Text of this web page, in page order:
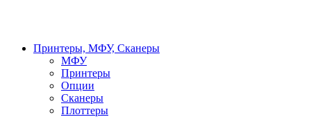
Принтеры, МФУ, Сканеры
МФУ
Принтеры
Опции
Сканеры
Плоттеры